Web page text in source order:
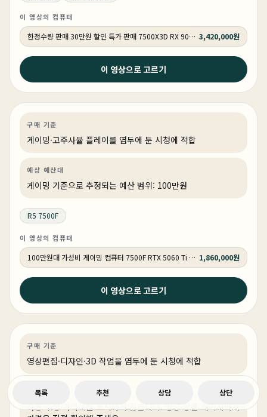
이 영상의 컴퓨터
한정수량 판매 30만원 할인 특가 판매 7500X3D RX 9070 GY502 3,420,000원
이 영상으로 고르기
2026년 4월 13일
요즘 게이밍PC 이정도면 충분한 이유 #조립컴퓨터 #가성
구매 기준
게이밍·고주사율 플레이를 염두에 둔 시청에 적합
예상 예산대
게이밍 기준으로 추정되는 예산 범위: 100만원
R5 7500F
이 영상의 컴퓨터
100만원대 가성비 게이밍 컴퓨터 7500F RTX 5060 Ti GY184 QHD 리그오브레전드 300 프레임 , 배틀그라운드 160 프레임 1,860,000원
이 영상으로 고르기
영상편집·디자인
2026년 4월 10일
프리미어 애펙 영상 편집 PC CPU 반드시 ‘이걸‘로 사야하
는 이유
구매 기준
영상편집·디자인·3D 작업을 염두에 둔 시청에 적합
예상 예산대
목록 추천 상담 상단